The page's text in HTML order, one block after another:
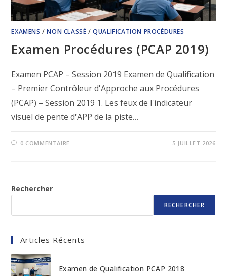
EXAMENS /NON CLASSÉ /QUALIFICATION PROCÉDURES
Examen Procédures (PCAP 2019)
Examen PCAP – Session 2019 Examen de Qualification
– Premier Contrôleur d'Approche aux Procédures
(PCAP) – Session 2019 1. Les feux de l'indicateur
visuel de pente d'APP de la piste…
0 COMMENTAIRE 5 JUILLET 2026
Rechercher
RECHERCHER
Articles Récents
Examen de Qualification PCAP 2018